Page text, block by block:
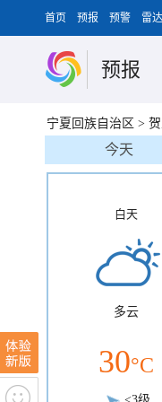
首页 预报 预警 雷达
预报
宁夏回族自治区 >
今天
白天
多云
30°C